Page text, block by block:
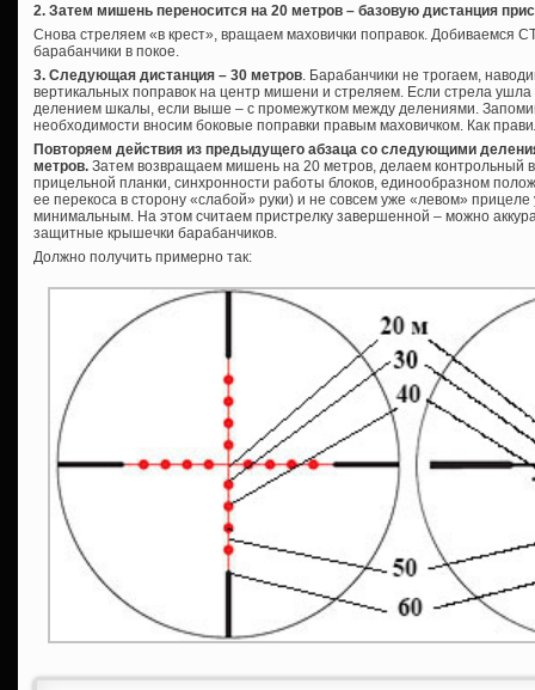
2. Затем мишень переносится на 20 метров – базовую дистанция
Снова стреляем «в крест», вращаем маховички поправок. Добиваемся
барабанчики в покое.
3. Следующая дистанция – 30 метров. Барабанчики не трогаем,
вертикальных поправок на центр мишени и стреляем. Если стрела
делением шкалы, если выше – с промежутком между делениями.
необходимости вносим боковые поправки правым маховичком. Как
Повторяем действия из предыдущего абзаца со следующими
метров. Затем возвращаем мишень на 20 метров, делаем контрольный
прицельной планки, синхронности работы блоков, единообразном
ее перекоса в сторону «слабой» руки) и не совсем уже «левом»
минимальным. На этом считаем пристрелку завершенной – можно
защитные крышечки барабанчиков.
Должно получить примерно так: